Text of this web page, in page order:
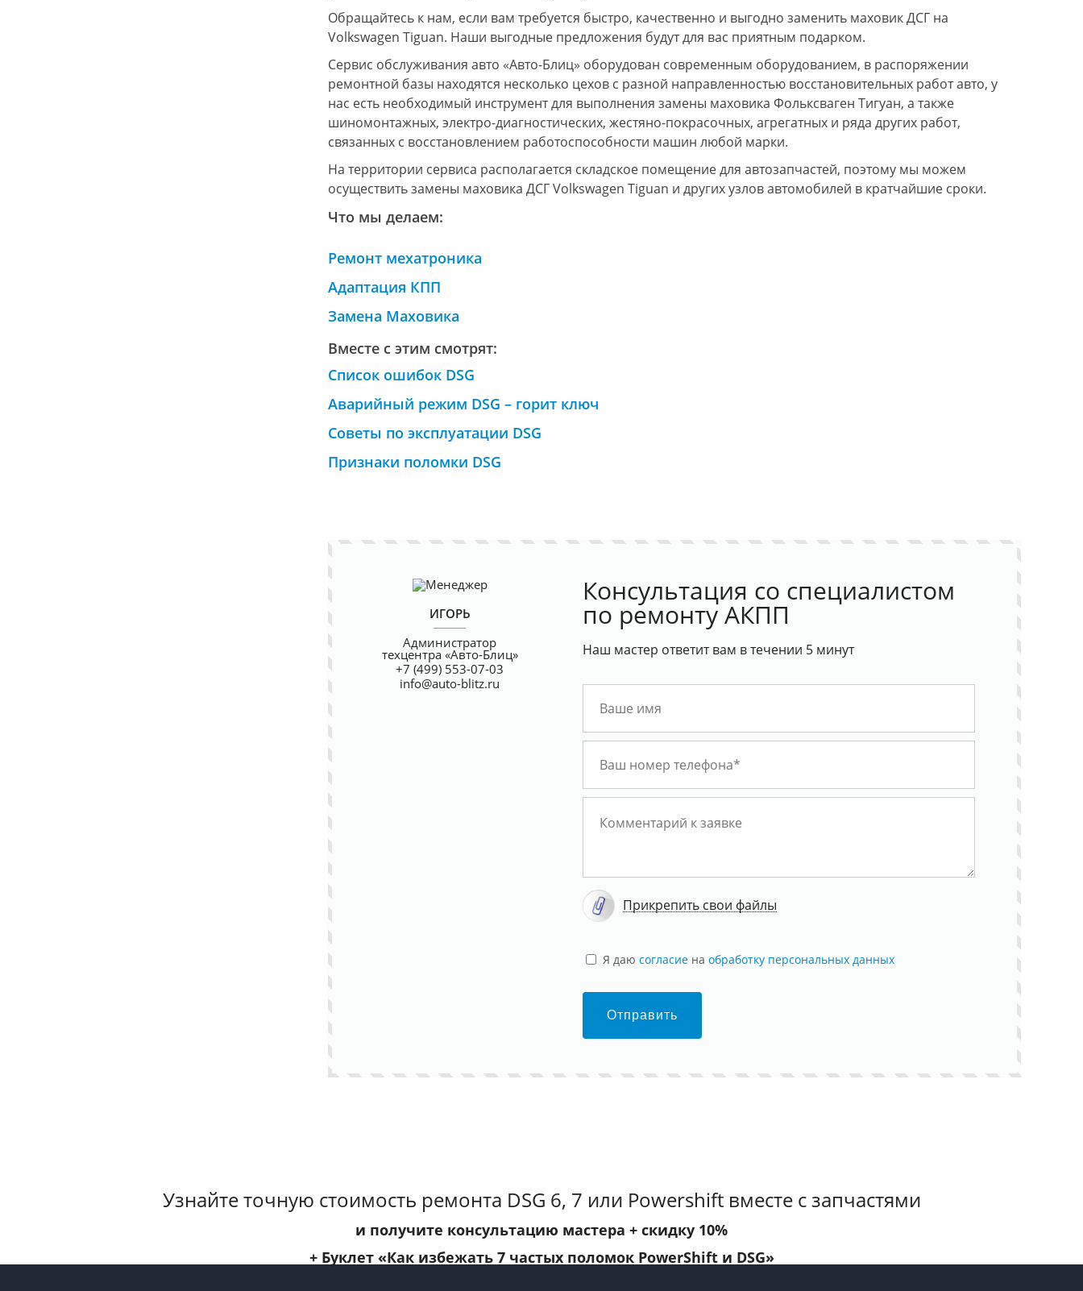
Обращайтесь к нам, если вам требуется быстро, качественно и выгодно заменить маховик ДСГ на
Volkswagen Tiguan. Наши выгодные предложения будут для вас приятным подарком.
Сервис обслуживания авто «Авто-Блиц» оборудован современным оборудованием, в распоряжении
ремонтной базы находятся несколько цехов с разной направленностью восстановительных работ авто, у
нас есть необходимый инструмент для выполнения замены маховика Фольксваген Тигуан, а также
шиномонтажных, электро-диагностических, жестяно-покрасочных, агрегатных и ряда других работ,
связанных с восстановлением работоспособности машин любой марки.
На территории сервиса располагается складское помещение для автозапчастей, поэтому мы можем
осуществить замены маховика ДСГ Volkswagen Tiguan и других узлов автомобилей в кратчайшие сроки.
Что мы делаем:
Ремонт мехатроника
Адаптация КПП
Замена Маховика
Вместе с этим смотрят:
Список ошибок DSG
Аварийный режим DSG – горит ключ
Советы по эксплуатации DSG
Признаки поломки DSG
ИГОРЬ
Администратор
техцентра «Авто-Блиц»
+7 (499) 553-07-03
info@auto-blitz.ru
Консультация со специалистом
по ремонту АКПП
Наш мастер ответит вам в течении 5 минут
Прикрепить свои файлы
Я даю согласиена обработку персональных данных
Отправить
Узнайте точную стоимость ремонта DSG 6, 7 или Powershift вместе с запчастями
и получите консультацию мастера + скидку 10%
+ Буклет «Как избежать 7 частых поломок PowerShift и DSG»